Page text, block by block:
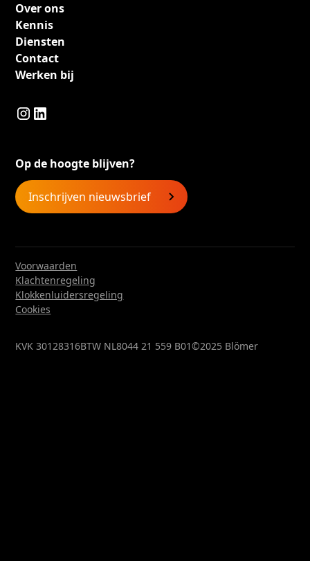
Over ons
Kennis
Diensten
Contact
Werken bij
Op de hoogte blijven?
Inschrijven nieuwsbrief
Voorwaarden
Klachtenregeling
Klokkenluidersregeling
Cookies
KVK 30128316BTW NL8044 21 559 B01©2025 Blömer